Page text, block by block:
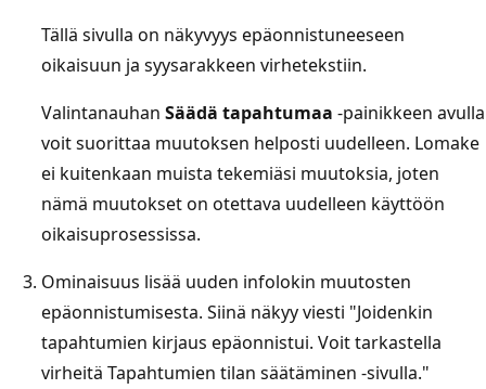
Tällä sivulla on näkyvyys epäonnistuneeseen
oikaisuun ja syysarakkeen virhetekstiin.
Valintanauhan Säädä tapahtumaa -painikkeen avulla
voit suorittaa muutoksen helposti uudelleen. Lomake
ei kuitenkaan muista tekemiäsi muutoksia, joten
nämä muutokset on otettava uudelleen käyttöön
oikaisuprosessissa.
Ominaisuus lisää uuden infolokin muutosten
epäonnistumisesta. Siinä näkyy viesti "Joidenkin
tapahtumien kirjaus epäonnistui. Voit tarkastella
virheitä Tapahtumien tilan säätäminen -sivulla."